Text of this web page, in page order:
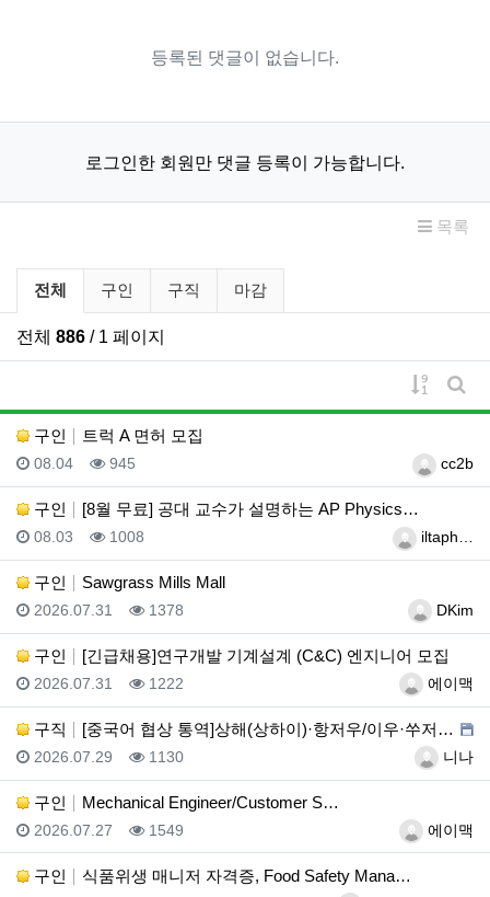
등록된 댓글이 없습니다.
로그인한 회원만 댓글 등록이 가능합니다.
목록
구인/구직 분류 목록
전체 구인 구직 마감
전체 886 / 1 페이지
게시물
게
구인
트럭 A 면허 모집
등록자cc2b
등록일
08.04 조회
945
구인 [8월 무료] 공대 교수가 설명하는 AP Physics…
등록자iltaph…
등록일
08.03 조회
1008
구인 Sawgrass Mills Mall
등록자DKim
등록일
2026.07.31 조회
1378
구인 [긴급채용]연구개발 기계설계 (C&C) 엔지니어 모집
등록자에이맥
등록일
2026.07.31 조회
1222
구직 [중국어 협상 통역]상해(상하이)·항저우/이우·쑤저우 …
등록자니나
등록일
2026.07.29 조회
1130
구인 Mechanical Engineer/Customer S…
등록자에이맥
등록일
2026.07.27 조회
1549
구인 식품위생 매니저 자격증, Food Safety Mana…